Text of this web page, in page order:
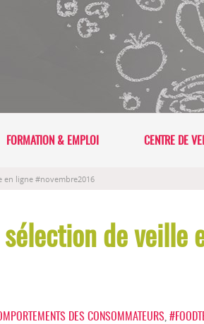
FORMATION & EMPLOI CENTRE DE
en ligne #novembre2016
de veille
DES CONSOMMATEURS